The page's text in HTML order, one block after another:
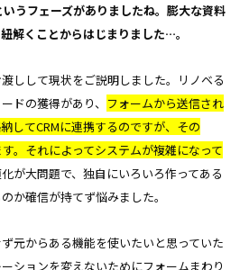
うフェーズがありましたね。膨大な資料
解くことからはじまりました…。
しして現状をご説明しました。リノベる
ドの獲得があり、 フォームから送信され
してCRMに連携するのですが、その
。それによってシステムが複雑になって
が大問題で、独自にいろいろ作ってある
か確信が持てず悩みました。
元からある機能を使いたいと思っていた
ションを変えないためにフォームまわり